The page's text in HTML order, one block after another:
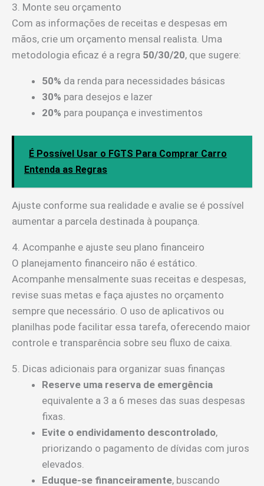
3. Monte seu orçamento
Com as informações de receitas e despesas em
mãos, crie um orçamento mensal realista. Uma
metodologia eficaz é a regra 50/30/20, que sugere:
50% da renda para necessidades básicas
30% para desejos e lazer
20% para poupança e investimentos
É Possível Usar o FGTS Para Comprar Carro
Entenda as Regras
Ajuste conforme sua realidade e avalie se é possível
aumentar a parcela destinada à poupança.
4. Acompanhe e ajuste seu plano financeiro
O planejamento financeiro não é estático.
Acompanhe mensalmente suas receitas e despesas,
revise suas metas e faça ajustes no orçamento
sempre que necessário. O uso de aplicativos ou
planilhas pode facilitar essa tarefa, oferecendo maior
controle e transparência sobre seu fluxo de caixa.
5. Dicas adicionais para organizar suas finanças
Reserve uma reserva de emergência
equivalente a 3 a 6 meses das suas despesas
fixas.
Evite o endividamento descontrolado,
priorizando o pagamento de dívidas com juros
elevados.
Eduque-se financeiramente, buscando